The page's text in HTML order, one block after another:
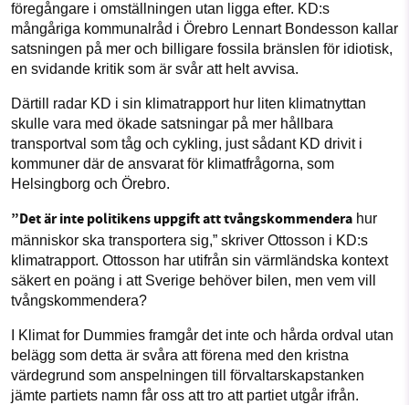
föregångare i omställningen utan ligga efter. KD:s
mångåriga kommunalråd i Örebro Lennart Bondesson kallar
satsningen på mer och billigare fossila bränslen för idiotisk,
en svidande kritik som är svår att helt avvisa.
Därtill radar KD i sin klimatrapport hur liten klimatnyttan
skulle vara med ökade satsningar på mer hållbara
transportval som tåg och cykling, just sådant KD drivit i
kommuner där de ansvarat för klimatfrågorna, som
Helsingborg och Örebro.
”Det är inte politikens uppgift att tvångskommendera hur
människor ska transportera sig,” skriver Ottosson i KD:s
klimatrapport. Ottosson har utifrån sin värmländska kontext
säkert en poäng i att Sverige behöver bilen, men vem vill
tvångskommendera?
I Klimat for Dummies framgår det inte och hårda ordval utan
belägg som detta är svåra att förena med den kristna
värdegrund som anspelningen till förvaltarskapstanken
jämte partiets namn får oss att tro att partiet utgår ifrån.